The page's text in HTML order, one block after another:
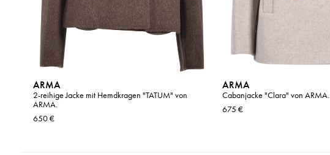
ARMA
2-reihige Jacke mit Hemdkragen "TATUM" von
ARMA.
650 €
ARMA
Cabanjacke "Clara" von ARMA.
675 €